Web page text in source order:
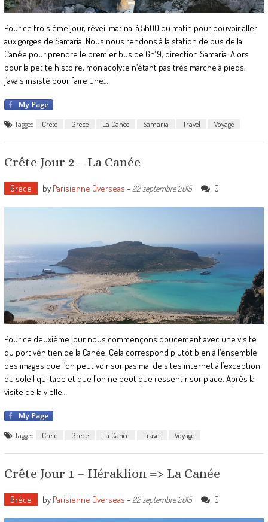
Pour ce troisième jour, réveil matinal à 5h00 du matin pour pouvoir aller
aux gorges de Samaria. Nous nous rendons à la station de bus de la
Canée pour prendre le premier bus de 6h19, direction Samaria. Alors
pour la petite histoire, mon acolyte n’étant pas très marche à pieds,
j’avais insisté pour faire une…
Tagged Crete Grece La Canée Samaria Travel Voyage
Crête Jour 2 – La Canée
Grèce by Parisienne Overseas - 22 septembre 2015 0
Pour ce deuxième jour nous commençons doucement avec une visite
du port vénitien de la Canée. Cela correspond plutôt bien à l’ensemble
des images que l’on peut voir sur pas mal de sites internet à l’exception
du soleil qui tape et que l’on ne peut que ressentir sur place. Après la
visite de la vielle…
Tagged Crete Grece La Canée Travel Voyage
Crête Jour 1 – Héraklion => La Canée
Grèce by Parisienne Overseas - 22 septembre 2015 0